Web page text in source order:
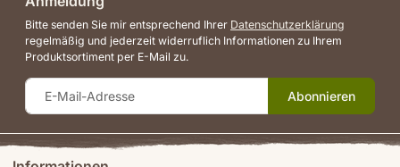
Bitte senden Sie mir entsprechend Ihrer Datenschutzerklärung
regelmäßig und jederzeit widerruflich Informationen zu Ihrem
Produktsortiment per E-Mail zu.
Abonnieren